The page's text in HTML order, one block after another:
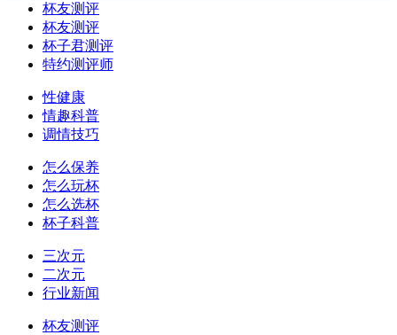
杯友测评
杯友测评
杯子君测评
特约测评师
性健康
情趣科普
调情技巧
怎么保养
怎么玩杯
怎么选杯
杯子科普
三次元
二次元
行业新闻
杯友测评